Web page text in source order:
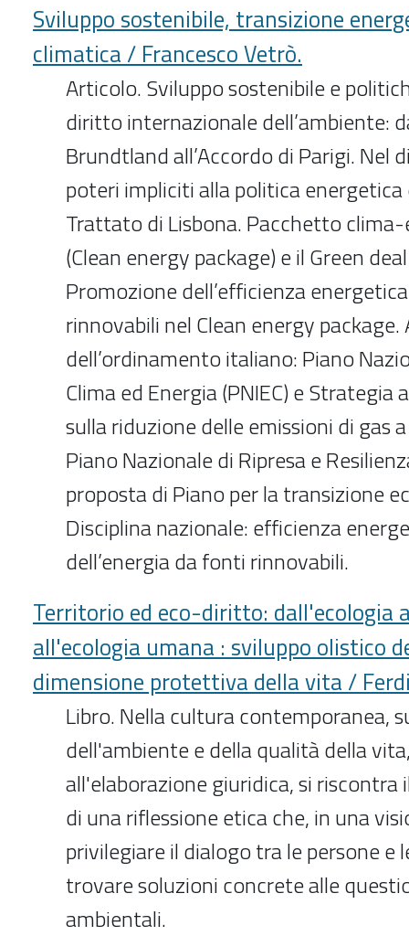
Sviluppo sostenibile, transizione
climatica / Francesco Vetrò.
Articolo. Sviluppo sostenibile e
diritto internazionale dell’ambiente:
Brundtland all’Accordo di Parigi. Nel
poteri impliciti alla politica energetica
Trattato di Lisbona. Pacchetto
(Clean energy package) e il Green
Promozione dell’efficienza
rinnovabili nel Clean energy
dell’ordinamento italiano: Piano
Clima ed Energia (PNIEC) e
sulla riduzione delle emissioni di gas
Piano Nazionale di Ripresa e
proposta di Piano per la transizione
Disciplina nazionale: efficienza
dell’energia da fonti rinnovabili.
Territorio ed eco-diritto: dall'ecologia
all'ecologia umana : sviluppo olistico
dimensione protettiva della vita /
Libro. Nella cultura contemporanea,
dell'ambiente e della qualità della
all'elaborazione giuridica, si riscontra
di una riflessione etica che, in una
privilegiare il dialogo tra le persone e
trovare soluzioni concrete alle
ambientali.